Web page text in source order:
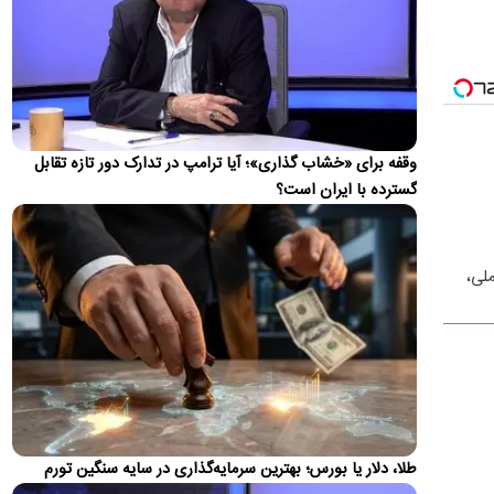
به‌دلیل فشارهایی که آورد و تحریم‌هایی که به‌کار بست، انتظار…
واکنش ترامپ به ادعاها درباره درگیری لفظی‌اش با
پیت هگست
ترامپ در واکنش به اخبار مبنی بر درگیری لفظی با پیت هگست
مدعی شد: این شایعه توسط "واشنگتن کامپوست" (The
Washington…
زلزله ۴ ریشتری بندرلنگه را لرزاند
زمین‌لرزه‌ای به بزرگی ۴ ریشتر حوالی بندر لنگه را در غرب هرمزگان
لرزاند.
واکنش محمدباقر خرازی به بیانیه دفتر رهبری
محمدباقر خرازی به بیانیه تکذیبیه دفتر رهبری واکنش نشان داد.
جزئیات متن اولیۀ طرح راهبردی مدیریت تنگه هرمز
منتشر شد
عضو هیئت‌رئیسه مجلس گفت: متن اولیۀ طرح «اقدام راهبردی
تأمین امنیت و پیشرفت پایدار تنگۀ هرمز و خلیج‌فارس» در
کمیسیون…
وقفه برای «خشاب گذاری»؛ آیا ترامپ در تدارک دور تازه تقابل
گسترده با ایران است؟
طلا، دلار یا بورس؛ بهترین سرمایه‌گذاری در سایه سنگین تورم